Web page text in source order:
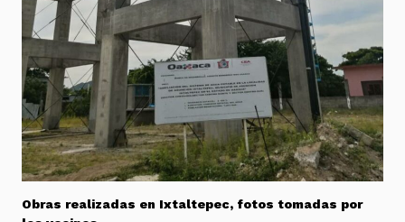
Obras realizadas en Ixtaltepec, fotos tomadas por